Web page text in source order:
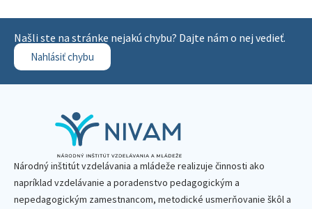
Našli ste na stránke nejakú chybu? Dajte nám o nej vedieť.
Nahlásiť chybu
Národný inštitút vzdelávania a mládeže realizuje činnosti ako
napríklad vzdelávanie a poradenstvo pedagogickým a
nepedagogickým zamestnancom, metodické usmerňovanie škôl a